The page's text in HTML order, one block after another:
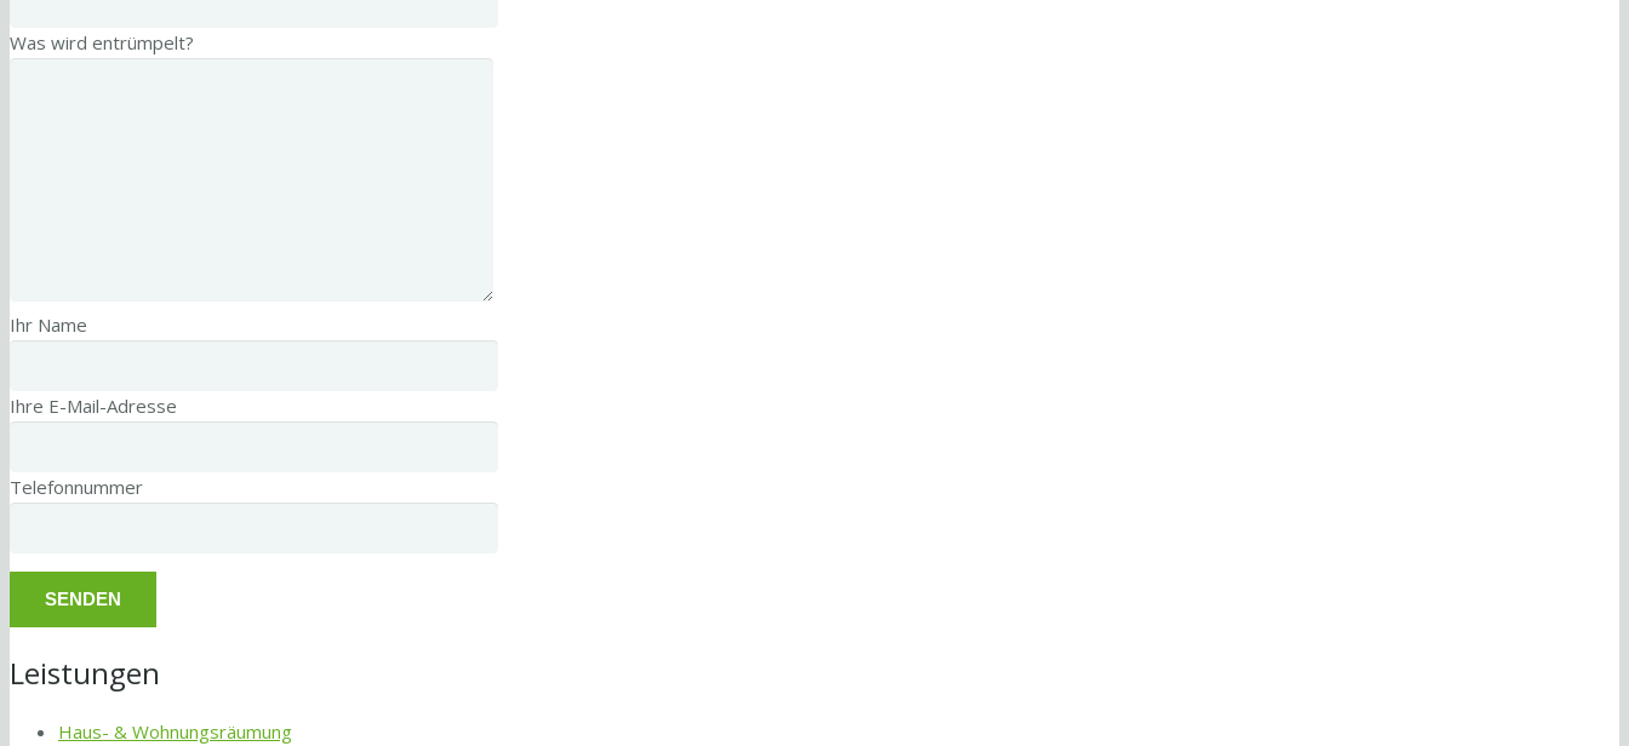
Was wird entrümpelt?
Ihr Name
Ihre E-Mail-Adresse
Telefonnummer
Leistungen
Haus- & Wohnungsräumung